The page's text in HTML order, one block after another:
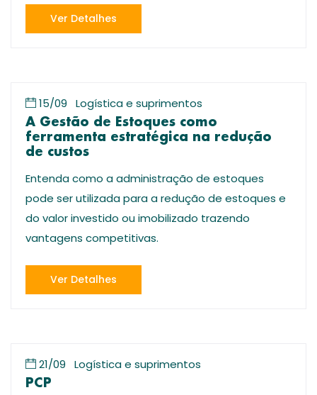
Ver Detalhes
15/09 Logística e suprimentos
A Gestão de Estoques como
ferramenta estratégica na redução
de custos
Entenda como a administração de estoques
pode ser utilizada para a redução de estoques e
do valor investido ou imobilizado trazendo
vantagens competitivas.
Ver Detalhes
21/09 Logística e suprimentos
PCP